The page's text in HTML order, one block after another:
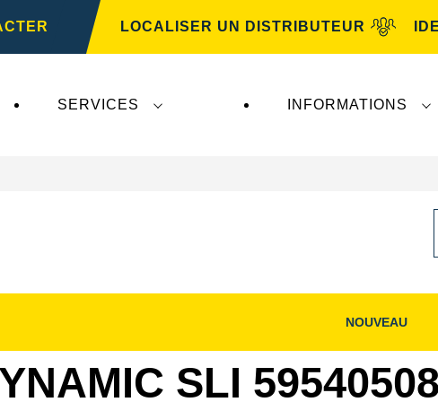
LOCALISER UN DISTRIBUTEUR
SERVICES INFORMATIONS
de
dialogue
NOUVEAU
SLI